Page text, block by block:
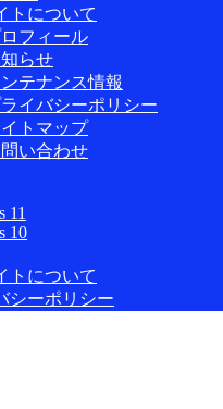
トについて
フィール
らせ
ンテナンス情報
イバシーポリシー
トマップ
い合わせ
11
10
トについて
シーポリシー